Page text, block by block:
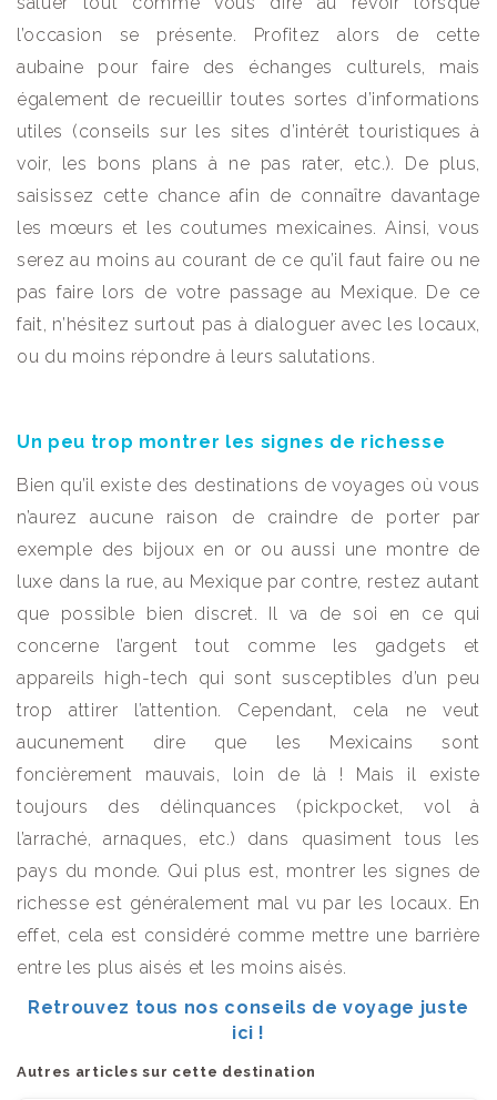
l’occasion se présente. Profitez alors de cette
aubaine pour faire des échanges culturels, mais
également de recueillir toutes sortes d’informations
utiles (conseils sur les sites d’intérêt touristiques à
voir, les bons plans à ne pas rater, etc.). De plus,
saisissez cette chance afin de connaître davantage
les mœurs et les coutumes mexicaines. Ainsi, vous
serez au moins au courant de ce qu’il faut faire ou ne
pas faire lors de votre passage au Mexique. De ce
fait, n’hésitez surtout pas à dialoguer avec les locaux,
ou du moins répondre à leurs salutations.
Un peu trop montrer les signes de richesse
Bien qu’il existe des destinations de voyages où vous
n’aurez aucune raison de craindre de porter par
exemple des bijoux en or ou aussi une montre de
luxe dans la rue, au Mexique par contre, restez autant
que possible bien discret. Il va de soi en ce qui
concerne l’argent tout comme les gadgets et
appareils high-tech qui sont susceptibles d’un peu
trop attirer l’attention. Cependant, cela ne veut
aucunement dire que les Mexicains sont
foncièrement mauvais, loin de là ! Mais il existe
toujours des délinquances (pickpocket, vol à
l’arraché, arnaques, etc.) dans quasiment tous les
pays du monde. Qui plus est, montrer les signes de
richesse est généralement mal vu par les locaux. En
effet, cela est considéré comme mettre une barrière
entre les plus aisés et les moins aisés.
Retrouvez tous nos conseils de voyage juste
ici !
Autres articles sur cette destination